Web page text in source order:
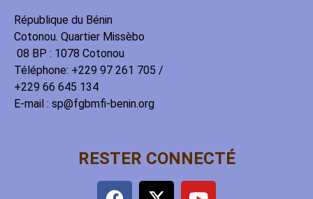
République du Bénin
Cotonou. Quartier Missèbo
08 BP : 1078 Cotonou
Téléphone: +229 97 261 705 /
+229 66 645 134
E-mail : sp@fgbmfi-benin.org
RESTER CONNECTÉ